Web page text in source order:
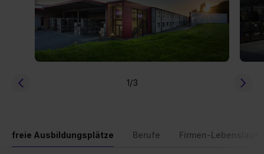
1/3
freie Ausbildungsplätze Berufe Firmen-Lebenslauf